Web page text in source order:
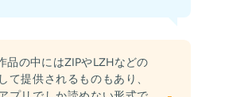
品の中にはZIPやLZHなどの
て提供されるものもあり、